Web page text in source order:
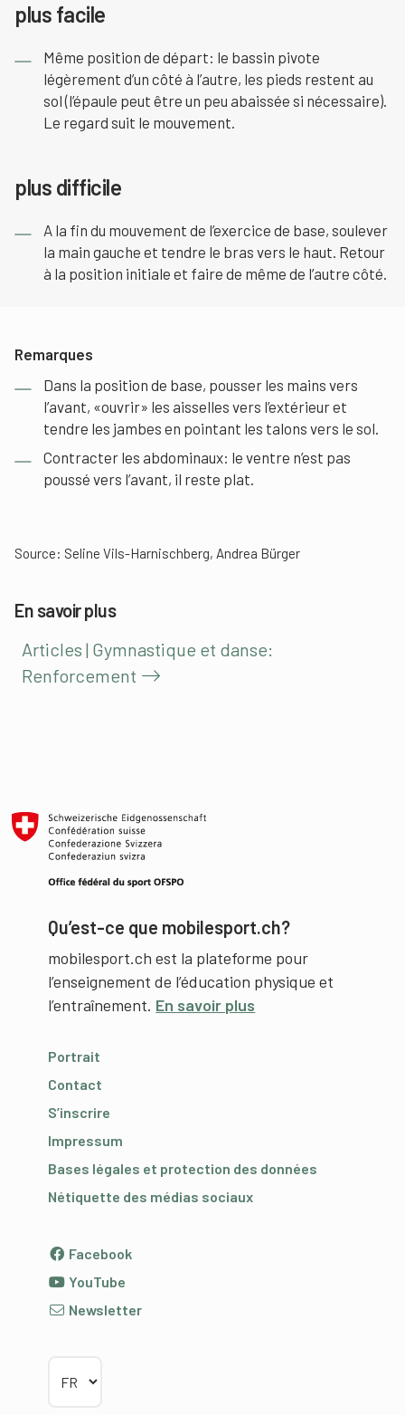
plus facile
Même position de départ: le bassin pivote
légèrement d’un côté à l’autre, les pieds restent au
sol (l’épaule peut être un peu abaissée si nécessaire).
Le regard suit le mouvement.
plus difficile
A la fin du mouvement de l’exercice de base, soulever
la main gauche et tendre le bras vers le haut. Retour
à la position initiale et faire de même de l’autre côté.
Remarques
Dans la position de base, pousser les mains vers
l’avant, «ouvrir» les aisselles vers l’extérieur et
tendre les jambes en pointant les talons vers le sol.
Contracter les abdominaux: le ventre n’est pas
poussé vers l’avant, il reste plat.
Source: Seline Vils-Harnischberg, Andrea Bürger
En savoir plus
Articles | Gymnastique et danse:
Renforcement
Qu’est-ce que mobilesport.ch?
mobilesport.ch est la plateforme pour
l’enseignement de l’éducation physique et
l’entraînement. En savoir plus
Portrait
Contact
S’inscrire
Impressum
Bases légales et protection des données
Nétiquette des médias sociaux
Facebook
YouTube
Newsletter